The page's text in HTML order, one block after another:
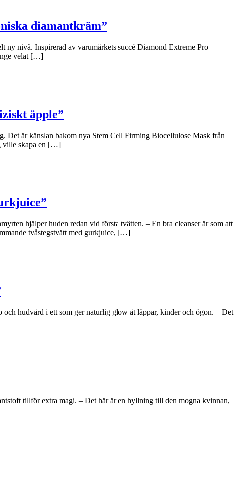
diamantkräm”
ny nivå. Inspirerad av varumärkets succé Diamond Extreme Pro
velat […]
äpple”
Det är känslan bakom nya Stem Cell Firming Biocellulose Mask från
ville skapa en […]
hjälper huden redan vid första tvätten. – En bra cleanser är som att
tvåstegstvätt med gurkjuice, […]
hudvård i ett som ger naturlig glow åt läppar, kinder och ögon. – Det
tillför extra magi. – Det här är en hyllning till den mogna kvinnan,